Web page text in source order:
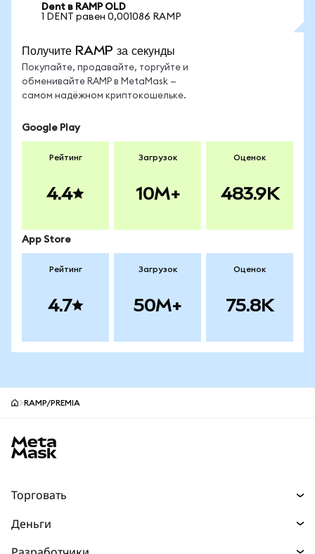
Dent в RAMP OLD
1 DENT равен 0,001086 RAMP
Получите RAMP за секунды
Покупайте, продавайте, торгуйте и
обменивайте RAMP в MetaMask —
самом надёжном криптокошельке.
Google Play
Рейтинг
4.4
Загрузок
10M+
Оценок
483.9K
App Store
Рейтинг
4.7
Загрузок
50M+
Оценок
75.8K
RAMP/PREMIA
Торговать
Деньги